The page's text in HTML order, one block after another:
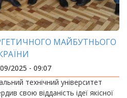
МАЙБУТНЬОГО
2025 - 09:07
технічний університет
свою відданість ідеї якісної